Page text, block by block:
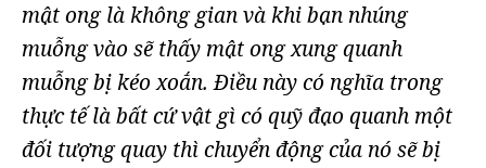
mật ong là không gian và khi bạn nhúng
muỗng vào sẽ thấy mật ong xung quanh
muỗng bị kéo xoắn. Điều này có nghĩa trong
thực tế là bất cứ vật gì có quỹ đạo quanh một
đối tượng quay thì chuyển động của nó sẽ bị